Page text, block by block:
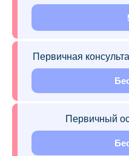
Первичная
Первичный